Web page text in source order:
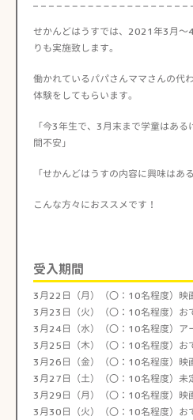
せかんどはうすでは、2021年3月～
りも実施致します。
働かれているパパさんママさんの代
体験をしてもらいます。
「今3年生で、3月末まで学童はあ
間不安」
「せかんどはうすの内容に興味はあ
こんな方々におススメです！
受入期間
3月22日（月）（〇：10名程度）映
3月23日（火）（〇：10名程度）お
3月24日（水）（〇：10名程度）ア
3月25日（木）（〇：10名程度）お
3月26日（金）（〇：10名程度）映
3月27日（土）（〇：10名程度）未
3月29日（月）（〇：10名程度）映
3月30日（火）（〇：10名程度）お